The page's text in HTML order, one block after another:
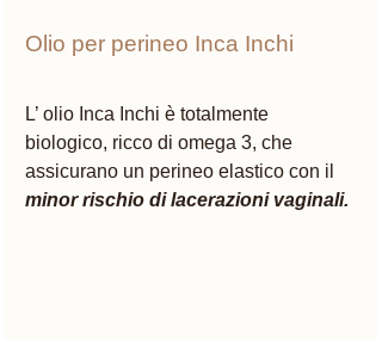
Olio per perineo Inca Inchi
L’ olio Inca Inchi è totalmente
biologico, ricco di omega 3, che
assicurano un perineo elastico con il
minor rischio di lacerazioni vaginali.